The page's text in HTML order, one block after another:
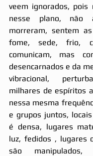
veem ignorados, pois
nesse plano, não
morreram, sentem
fome, sede, frio,
comunicam, mas
desencarnados e da
vibracional,
milhares de espíritos
nessa mesma
e grupos juntos,
é densa, lugares
luz, fedidos , lugares
são